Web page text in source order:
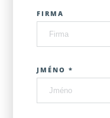
FIRMA
JMÉNO *